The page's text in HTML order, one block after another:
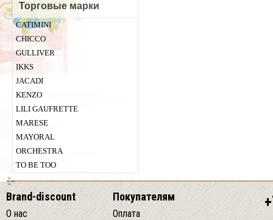
Торговые марки
CATIMINI
CHICСO
GULLIVER
IKKS
JACADI
KENZO
LILI GAUFRETTE
MARESE
MAYORAL
ORCHESTRA
TO BE TOO
Brand-discount
О нас
Покупателям
Оплата